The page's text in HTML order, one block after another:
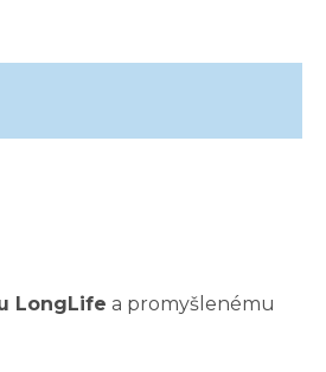
LongLife a promyšlenému